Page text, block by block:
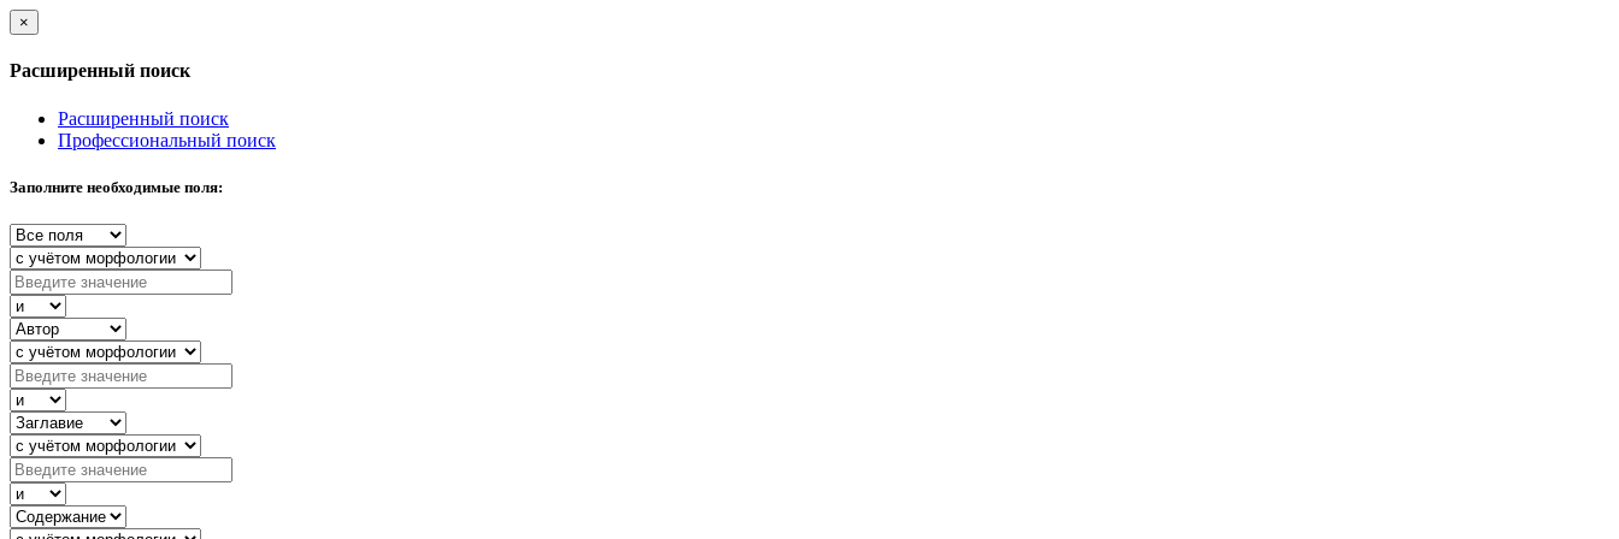
×
Расширенный поиск
Расширенный поиск
Профессиональный поиск
Заполните необходимые поля: